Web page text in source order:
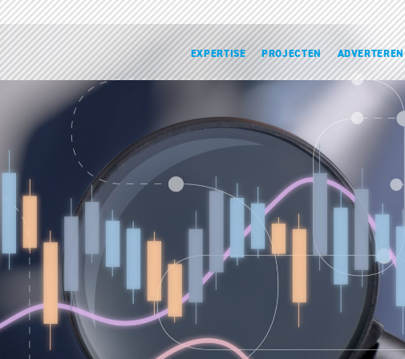
EXPERTISE PROJECTEN ADVERTEREN